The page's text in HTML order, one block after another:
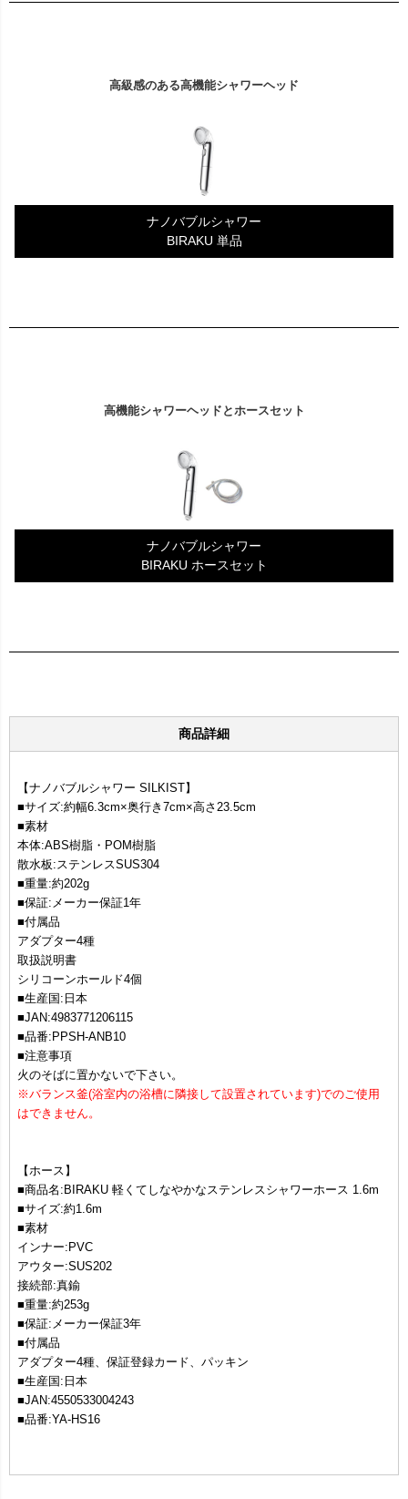
高級感のある高機能シャワーヘッド
ナノバブルシャワー
BIRAKU 単品
高機能シャワーヘッドとホースセット
ナノバブルシャワー
BIRAKU ホースセット
商品詳細
【ナノバブルシャワー SILKIST】
■サイズ:約幅6.3cm×奥行き7cm×高さ23.5cm
■素材
本体:ABS樹脂・POM樹脂
散水板:ステンレスSUS304
■重量:約202g
■保証:メーカー保証1年
■付属品
アダプター4種
取扱説明書
シリコーンホールド4個
■生産国:日本
■JAN:4983771206115
■品番:PPSH-ANB10
■注意事項
火のそばに置かないで下さい。
※バランス釜(浴室内の浴槽に隣接して設置されています)でのご使用
はできません。
【ホース】
■商品名:BIRAKU 軽くてしなやかなステンレスシャワーホース 1.6m
■サイズ:約1.6m
■素材
インナー:PVC
アウター:SUS202
接続部:真鍮
■重量:約253g
■保証:メーカー保証3年
■付属品
アダプター4種、保証登録カード、パッキン
■生産国:日本
■JAN:4550533004243
■品番:YA-HS16